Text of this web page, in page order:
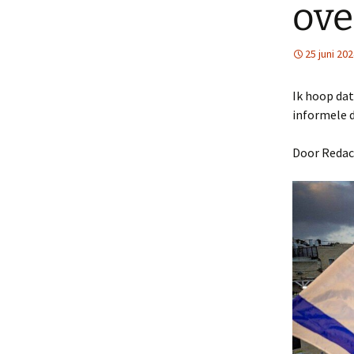
25 juni
Ik hoop
informele
Door